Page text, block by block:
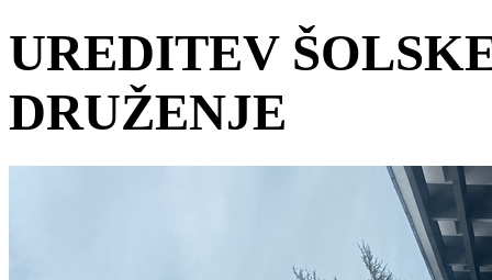
UREDITEV
DRUŽENJE